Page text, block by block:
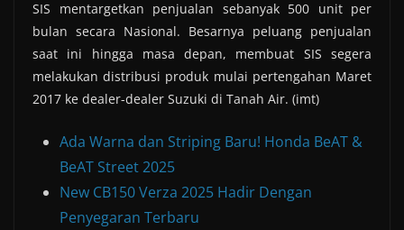
SIS mentargetkan penjualan sebanyak 500 unit per
bulan secara Nasional. Besarnya peluang penjualan
saat ini hingga masa depan, membuat SIS segera
melakukan distribusi produk mulai pertengahan Maret
2017 ke dealer-dealer Suzuki di Tanah Air. (imt)
Ada Warna dan Striping Baru! Honda BeAT &
BeAT Street 2025
New CB150 Verza 2025 Hadir Dengan
Penyegaran Terbaru